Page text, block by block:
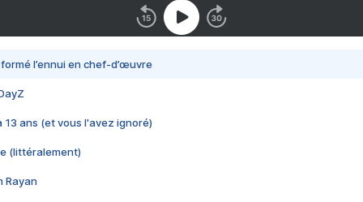
l’ennui en chef-d’œuvre
13 ans (et vous l'avez ignoré)
(littéralement)
Rayan